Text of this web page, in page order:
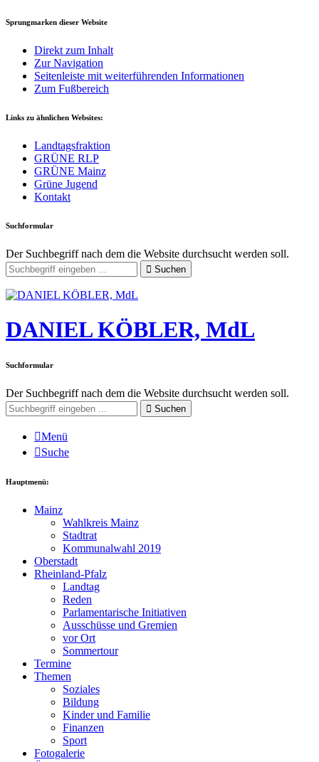
Sprungmarken dieser Website
Direkt zum Inhalt
Zur Navigation
Seitenleiste mit weiterführenden Informationen
Zum Fußbereich
Links zu ähnlichen Websites:
Landtagsfraktion
GRÜNE RLP
GRÜNE Mainz
Grüne Jugend
Kontakt
Suchformular
Der Suchbegriff nach dem die Website durchsucht werden soll.
Suchen
DANIEL KÖBLER, MdL
Suchformular
Der Suchbegriff nach dem die Website durchsucht werden soll.
Suchen
Menü
Suche
Hauptmenü:
Mainz
Wahlkreis Mainz
Stadtrat
Kommunalwahl 2019
Oberstadt
Rheinland-Pfalz
Landtag
Reden
Parlamentarische Initiativen
Ausschüsse und Gremien
vor Ort
Sommertour
Termine
Themen
Soziales
Bildung
Kinder und Familie
Finanzen
Sport
Fotogalerie